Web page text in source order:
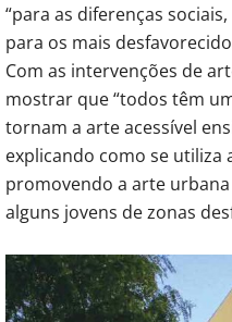
“para as diferenças
para os mais
Com as intervenções de
mostrar que “todos têm
tornam a arte acessível
explicando como se utiliza
promovendo a arte urbana
alguns jovens de zonas